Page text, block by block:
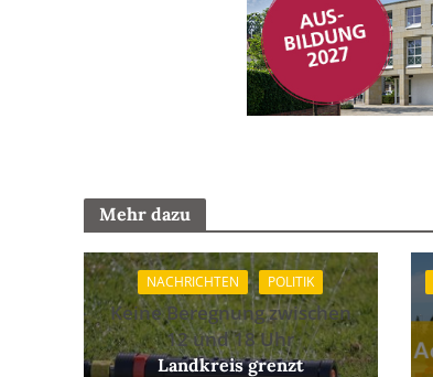
Mehr dazu
NACHRICHTEN POLITIK
Keine Beregnung zwischen
12 und 18 Uhr
Landkreis grenzt